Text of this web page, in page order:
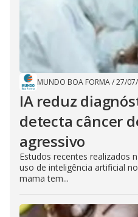
MUNDO BOA FORMA/27/
IA reduz
detecta câncer
agressivo
Estudos recentes realizados
uso de inteligência artificial
mama tem...